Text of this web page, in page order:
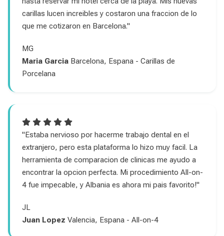
carillas lucen increibles y costaron una fraccion de lo
que me cotizaron en Barcelona."
MG
Maria Garcia Barcelona, Espana - Carillas de
Porcelana
"Estaba nervioso por hacerme trabajo dental en el
extranjero, pero esta plataforma lo hizo muy facil. La
herramienta de comparacion de clinicas me ayudo a
encontrar la opcion perfecta. Mi procedimiento All-on-
4 fue impecable, y Albania es ahora mi pais favorito!"
JL
Juan Lopez Valencia, Espana - All-on-4